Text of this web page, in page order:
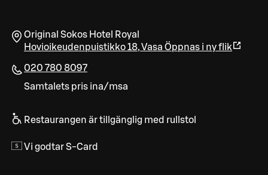
Original Sokos Hotel Royal
Hovioikeudenpuistikko 18,Vasa Öppnas i ny flik
020 780 8097
Samtalets pris ina/msa
Restaurangen är tillgänglig med rullstol
Vi godtar S-Card